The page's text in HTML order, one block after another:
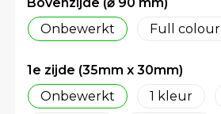
Rugzakken
Schoenentassen
Schoenen
Gehoorbescherming
Onbewerkt
Full colour
1e zijde (35mm x 30mm)
Onbewerkt
1